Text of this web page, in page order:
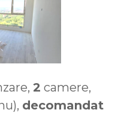
2 camere,
decomandat